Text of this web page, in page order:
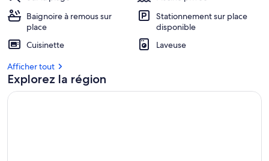
Baignoire à remous sur
place
Stationnement sur place
disponible
Cuisinette
Laveuse
Afficher tout
Explorez la région